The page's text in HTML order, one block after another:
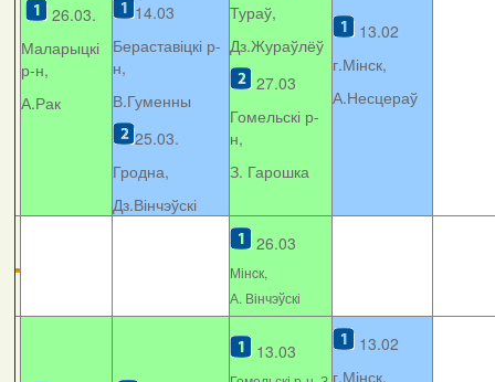
26.03.
Маларыцкі
р-н,
А.Рак
14.03
Бераставіцкі р-
н,
В.Гуменны
25.03.
Гродна,
Дз.Вінчэўскі
Тураў,
Дз.Жураўлёў
27.03
Гомельскі р-
н,
З. Гарошка
13.02
г.Мінск,
А.Несцераў
26.03
Мінcк,
А. Вінчэўскі
13.03
13.02
г.Мінск,